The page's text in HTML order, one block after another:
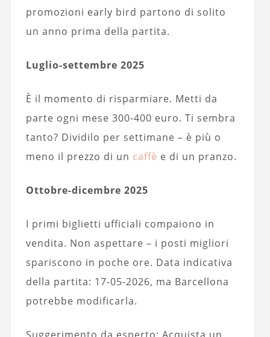
promozioni early bird partono di solito
un anno prima della partita.
Luglio-settembre 2025
È il momento di risparmiare. Metti da
parte ogni mese 300-400 euro. Ti sembra
tanto? Dividilo per settimane – è più o
meno il prezzo di un caffè e di un pranzo.
Ottobre-dicembre 2025
I primi biglietti ufficiali compaiono in
vendita. Non aspettare – i posti migliori
spariscono in poche ore. Data indicativa
della partita: 17-05-2026, ma Barcellona
potrebbe modificarla.